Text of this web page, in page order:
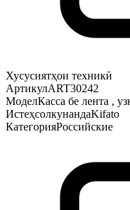
Хусусиятҳои техникӣ
АртикулART30242
МоделКасса бе лента ,
ИстеҳсолкунандаKifato
КатегорияРоссийские